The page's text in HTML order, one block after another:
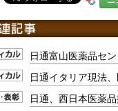
日通富山医薬品セ
日通イタリア現法
日通、西日本医薬